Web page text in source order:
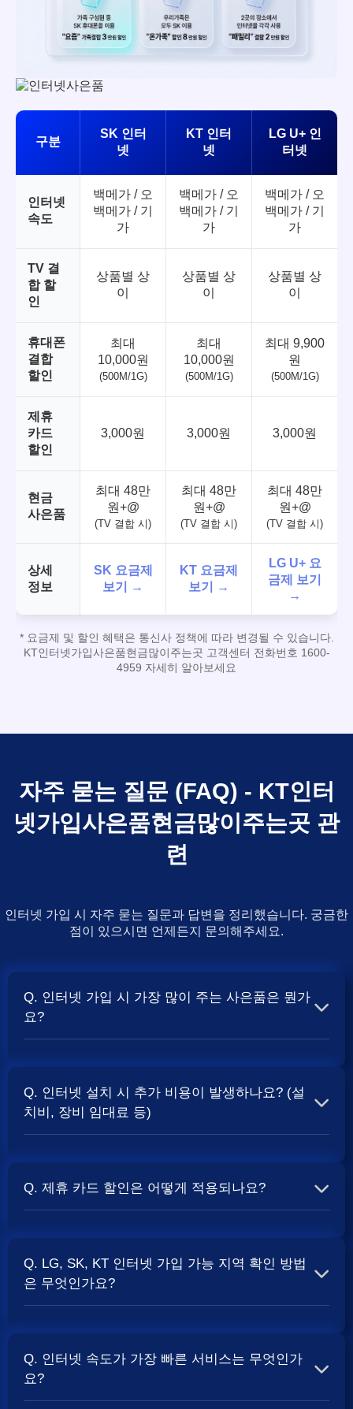
구분
SK 인터
넷
KT 인터
넷
LG U+ 인
터넷
인터넷
속도
백메가 / 오
백메가 / 기
가
백메가 / 오
백메가 / 기
가
백메가 / 오
백메가 / 기
가
TV 결
합 할
인
상품별 상
이
상품별 상
이
상품별 상
이
휴대폰
결합
할인
최대
10,000원
(500M/1G)
최대
10,000원
(500M/1G)
최대 9,900
원
(500M/1G)
제휴
카드
할인
3,000원 3,000원 3,000원
현금
사은품
최대 48만
원+@
(TV 결합 시)
최대 48만
원+@
(TV 결합 시)
최대 48만
원+@
(TV 결합 시)
상세
정보
SK 요금제
보기 →
KT 요금제
보기 →
LG U+ 요
금제 보기
→
* 요금제 및 할인 혜택은 통신사 정책에 따라 변경될 수 있습니다.
KT인터넷가입사은품현금많이주는곳 고객센터 전화번호 1600-
4959 자세히 알아보세요
자주 묻는 질문 (FAQ) - KT인터
넷가입사은품현금많이주는곳 관
련
인터넷 가입 시 자주 묻는 질문과 답변을 정리했습니다. 궁금한
점이 있으시면 언제든지 문의해주세요.
Q. 인터넷 가입 시 가장 많이 주는 사은품은 뭔가
요?
보통 500Mbps 또는 1Gbps 인터넷을 TV와 결합하여 가입
할 때 현금 사은품및 상품권 혜택이 더 크게 지급되는 경향
Q. 인터넷 설치 시 추가 비용이 발생하나요? (설
치비, 장비 임대료 등)
청구되는 경우가 많습니다. 다만, 인터넷 상품 및 프로모션
Q. 제휴 카드 할인은 어떻게 적용되나요?
서 일정 금액이 할인됩니다. 할인 금액과 조건은 카드사 및
통신사 정책에 따라 다릅니다. 합리적인
Q. LG, SK, KT 인터넷 가입 가능 지역 확인 방법
은 무엇인가요?
스에서 주소를 입력하시면 가입 가능한 상품 및 속도를 확
인하실 수 있습니다. 설치 가능한 회선 종류(광랜, FTTH 등)
Q. 인터넷 속도가 가장 빠른 서비스는 무엇인가
요?